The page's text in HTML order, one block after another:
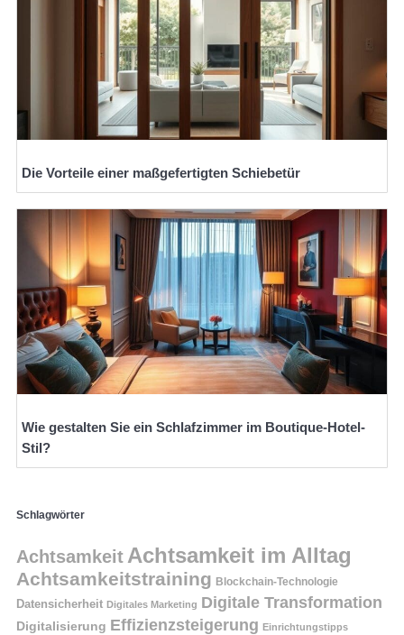
Die Vorteile einer maßgefertigten Schiebetür
Wie gestalten Sie ein Schlafzimmer im Boutique-Hotel-
Stil?
Schlagwörter
Achtsamkeit Achtsamkeit im Alltag
Achtsamkeitstraining Blockchain-Technologie
Datensicherheit Digitales Marketing Digitale Transformation
Digitalisierung Effizienzsteigerung Einrichtungstipps